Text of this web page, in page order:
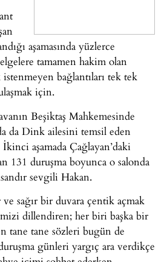
aşamasında yüzlerce
tamamen hakim olan
bağlantıları tek tek
için.
Beşiktaş Mahkemesinde
da Dink ailesini temsil eden
İkinci aşamada Çağlayan’daki
131 duruşma boyunca o salonda
sevgili Hakan.
ve sağır bir duvara çentik açmak
dillendiren; her biri başka bir
tane tane sözleri bugün de
günleri yargıç ara verdikçe